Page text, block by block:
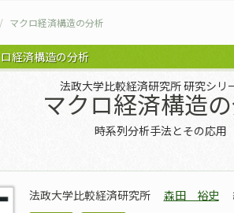
マクロ経済構造の分析
経済構造の分析
法政大学比較経済研究所 研究シリ
マクロ経済構造
時系列分析手法とその応用
法政大学比較経済研究所 森田 裕史